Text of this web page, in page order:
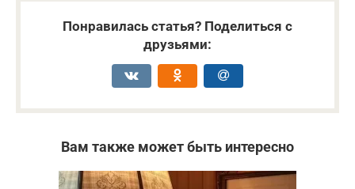
Понравилась статья? Поделиться с
друзьями:
Вам также может быть интересно